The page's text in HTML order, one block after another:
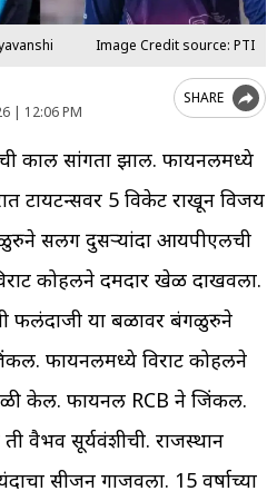
Image Credit source: PTI
| 12:06 PM
SHARE
काल सांगता झाली. फायनलमध्ये
टायटन्सवर 5 विकेट राखून विजय
सलग दुसऱ्यांदा आयपीएलची
कोहलीने दमदार खेळ दाखवला.
फलंदाजी या बळावर बंगळुरुने
फायनलमध्ये विराट कोहलीने
केली. फायनल RCB ने जिंकली.
वैभव सूर्यवंशीची. राजस्थान
सीजन गाजवला. 15 वर्षाच्या